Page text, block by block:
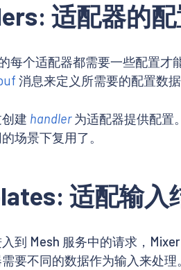
适配器的
每个适配器都需要一些配置
消息来定义所需要的配置数据
建 handler为适配器提供配置
场景下复用了。
适配输入
到 Mesh 服务中的请求，
要不同的数据作为输入来处